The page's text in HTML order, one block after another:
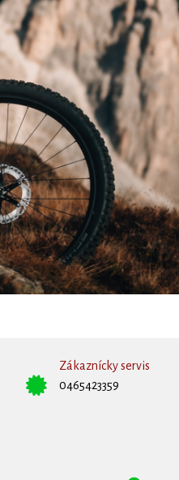
Zákaznícky servis
0465423359